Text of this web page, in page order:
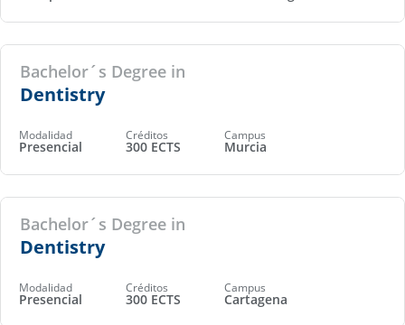
Bachelor´s Degree in
Dentistry
Modalidad
Presencial
Créditos
300 ECTS
Campus
Murcia
Bachelor´s Degree in
Dentistry
Modalidad
Presencial
Créditos
300 ECTS
Campus
Cartagena